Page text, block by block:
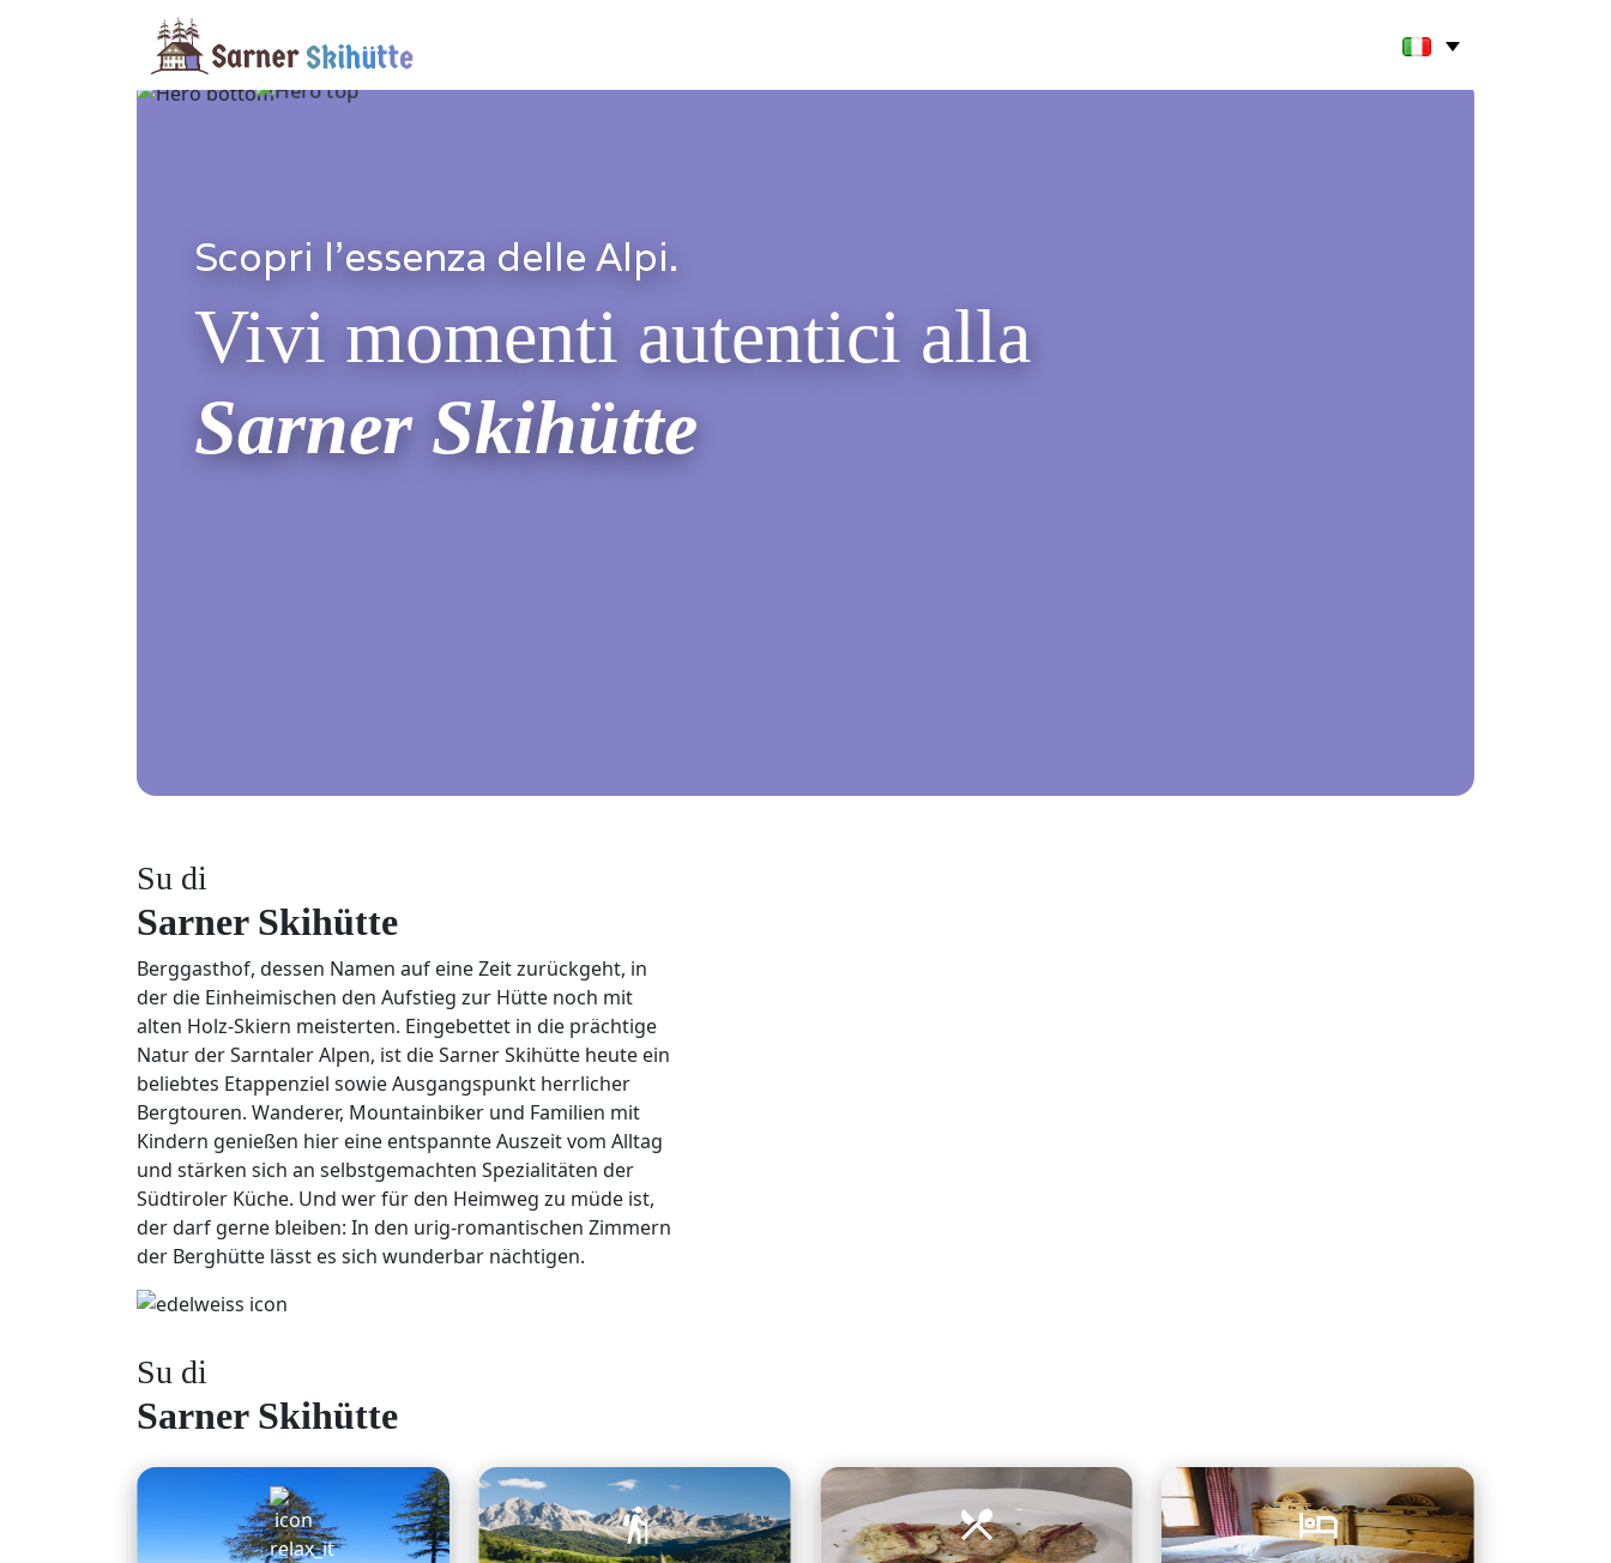
Scopri l'essenza delle Alpi.
Vivi momenti autentici alla
Sarner Skihütte
Su di
Sarner Skihütte
Berggasthof, dessen Namen auf eine Zeit zurückgeht, in
der die Einheimischen den Aufstieg zur Hütte noch mit
alten Holz-Skiern meisterten. Eingebettet in die prächtige
Natur der Sarntaler Alpen, ist die Sarner Skihütte heute ein
beliebtes Etappenziel sowie Ausgangspunkt herrlicher
Bergtouren. Wanderer, Mountainbiker und Familien mit
Kindern genießen hier eine entspannte Auszeit vom Alltag
und stärken sich an selbstgemachten Spezialitäten der
Südtiroler Küche. Und wer für den Heimweg zu müde ist,
der darf gerne bleiben: In den urig-romantischen Zimmern
der Berghütte lässt es sich wunderbar nächtigen.
Su di
Sarner Skihütte